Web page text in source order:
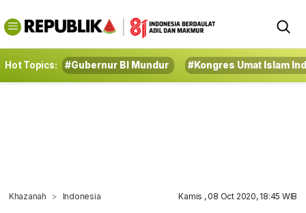
Hot Topics: #Gubernur BI Mundur #Kongres Umat Islam
Khazanah Indonesia Kamis , 08 Oct 2020, 18:45 WIB